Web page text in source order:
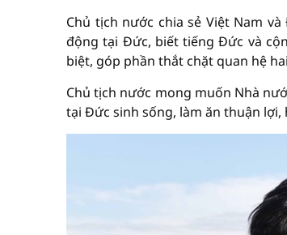
Chủ tịch nước chia sẻ Việt Nam
động tại Đức, biết tiếng Đức và
biệt, góp phần thắt chặt quan hệ
Chủ tịch nước mong muốn Nhà
tại Đức sinh sống, làm ăn thuận